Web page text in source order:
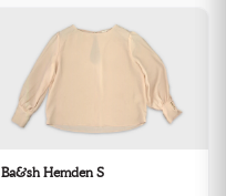
Ba&sh Hemden S